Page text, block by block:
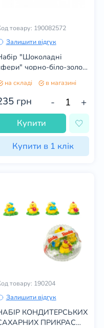
товару: 190082572
Залишити відгук
"Шоколадні
чорно-біло-золоті
на складі в магазині
грн - +
Купити
Купити в 1 клік
товару: 190204
Залишити відгук
КОНДИТЕРСЬКИХ
ПРИКРАС